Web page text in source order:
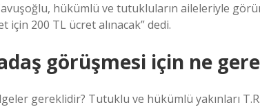
hükümlü ve tutukluların aileleriyle
için 200 TL ücret alınacak” dedi.
görüşmesi için ne
gereklidir? Tutuklu ve hükümlü yakınları